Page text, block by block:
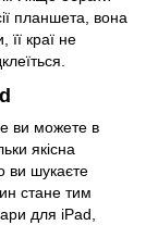
планшета, вона
краї не
ви можете в
якісна
ви шукаєте
стане тим
для iPad